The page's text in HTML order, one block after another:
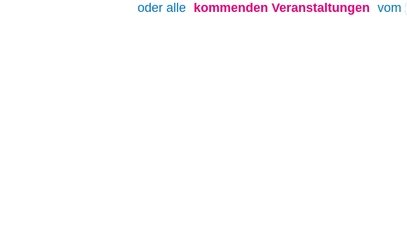
oder alle
kommenden Veranstaltungen vom